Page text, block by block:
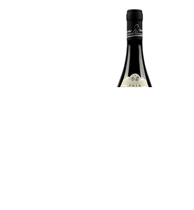
Inhalt / Gebinde: 75 cl / 6er Holzkiste